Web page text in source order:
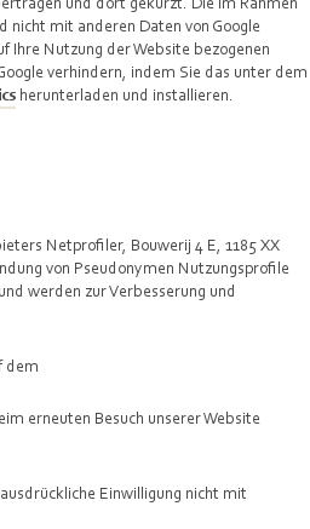
mit anderen Daten von Google
Ihre Nutzung der Website bezogenen
verhindern, indem Sie das unter dem
herunterladen und installieren.
Netprofiler, Bouwerij 4 E, 1185 XX
von Pseudonymen Nutzungsprofile
werden zur Verbesserung und
dem
erneuten Besuch unserer Website
Einwilligung nicht mit